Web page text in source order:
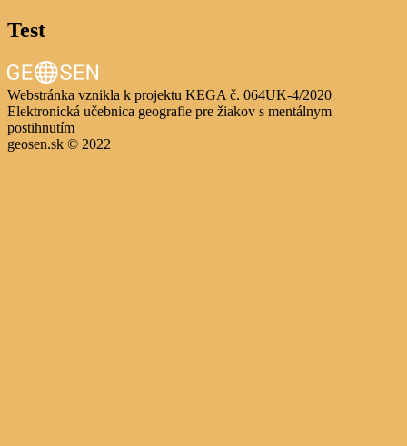
Test
Webstránka vznikla k projektu KEGA č. 064UK-4/2020
Elektronická učebnica geografie pre žiakov s mentálnym
postihnutím
geosen.sk © 2022